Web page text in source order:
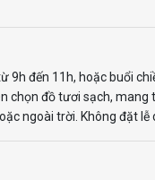
9h đến 11h, hoặc buổi
chọn đồ tươi sạch, mang
ngoài trời. Không đặt lễ